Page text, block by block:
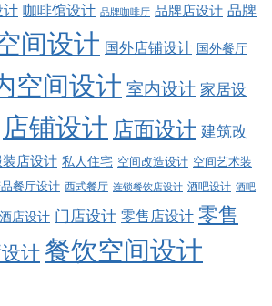
计 咖啡馆设计 品牌咖啡厅 品牌店设计 品牌
间设计 国外店铺设计 国外餐厅
空间设计 室内设计 家居设
店铺设计 店面设计 建筑改
装店设计 私人住宅 空间改造设计 空间艺术装
餐厅设计 西式餐厅 连锁餐饮店设计 酒吧设计 酒吧
酒店设计 门店设计 零售店设计 零售
计 餐饮空间设计